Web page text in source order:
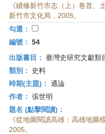
《續修新竹市志（上）卷首、
新竹市文化局，2005。
勾選：
編號： 54
出版書目： 臺灣史研究文獻類
類別：
史料
時期(主題)： 通論
作者： 張世明
題名 (點擊閱讀)：
《從地圖閱讀高雄：高雄地圖
2005。